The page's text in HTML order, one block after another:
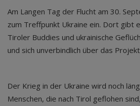
Am Langen Tag der Flucht am 30.
zum Treffpunkt Ukraine ein. Dort gibt
Tiroler Buddies und ukrainische
und sich unverbindlich über das
Der Krieg in der Ukraine wird noch
Menschen, die nach Tirol geflohen